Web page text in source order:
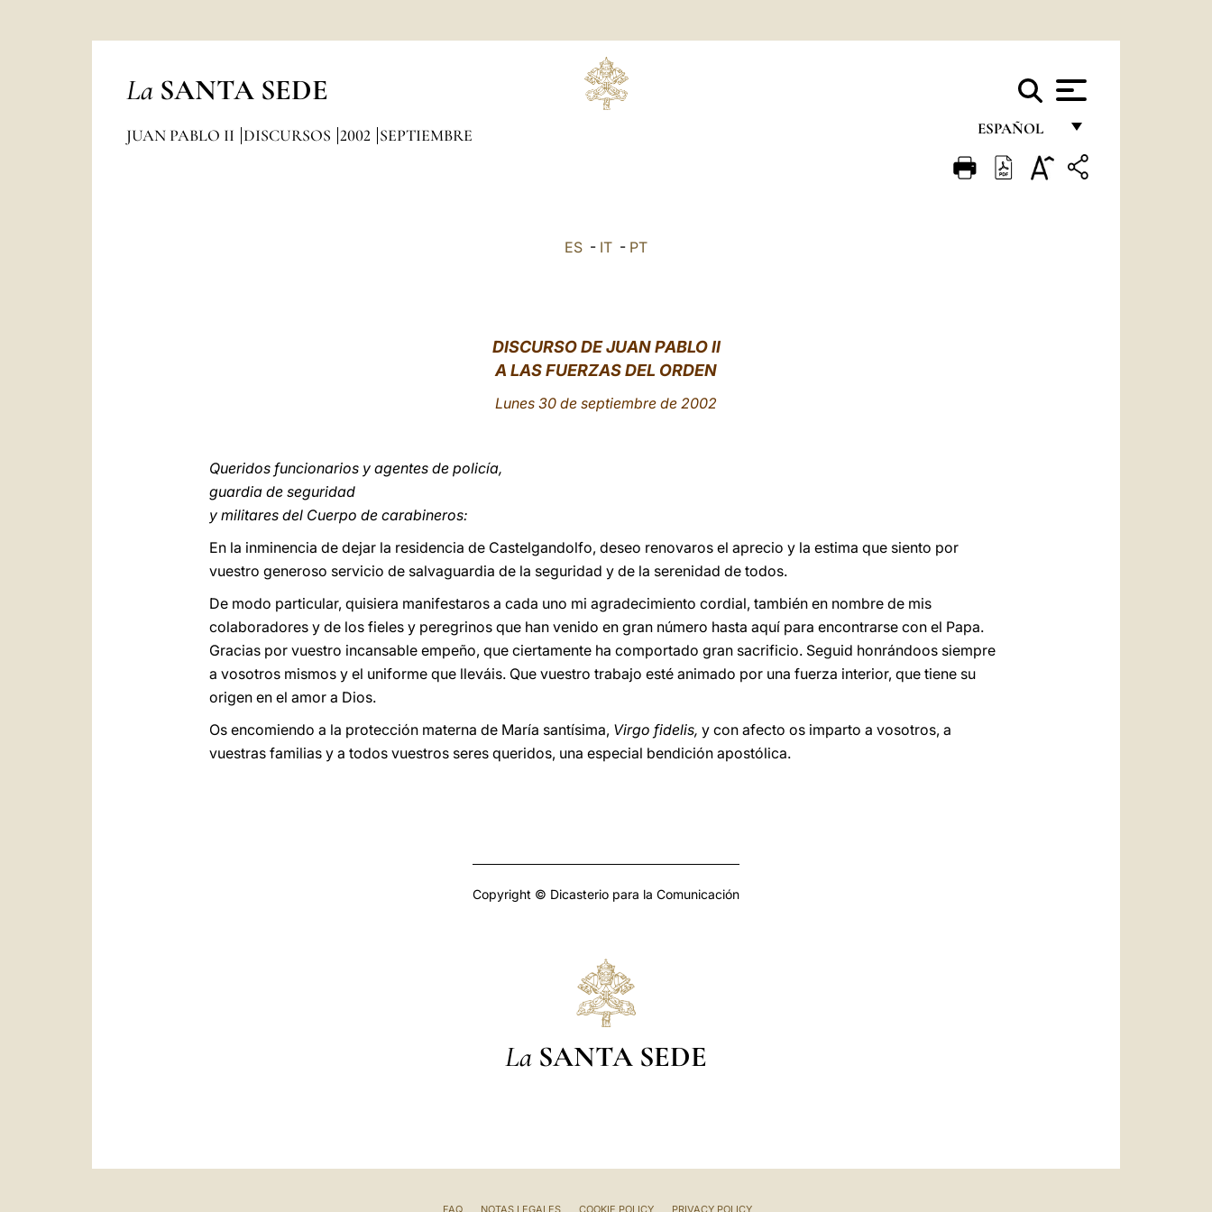
La SANTA SEDE
ESPAÑOL
FRANÇAIS
JUAN PABLO II DISCURSOS 2002 SEPTIEMBRE
ES - IT - PT
DISCURSO DE JUAN PABLO II
A LAS FUERZAS DEL ORDEN
Lunes 30 de septiembre de 2002
Queridos funcionarios y agentes de policía,
guardia de seguridad
y militares del Cuerpo de carabineros:
En la inminencia de dejar la residencia de Castelgandolfo, deseo renovaros el aprecio y la estima que siento por
vuestro generoso servicio de salvaguardia de la seguridad y de la serenidad de todos.
De modo particular, quisiera manifestaros a cada uno mi agradecimiento cordial, también en nombre de mis
colaboradores y de los fieles y peregrinos que han venido en gran número hasta aquí para encontrarse con el Papa.
Gracias por vuestro incansable empeño, que ciertamente ha comportado gran sacrificio. Seguid honrándoos siempre
a vosotros mismos y el uniforme que lleváis. Que vuestro trabajo esté animado por una fuerza interior, que tiene su
origen en el amor a Dios.
Os encomiendo a la protección materna de María santísima, Virgo fidelis, y con afecto os imparto a vosotros, a
vuestras familias y a todos vuestros seres queridos, una especial bendición apostólica.
Copyright © Dicasterio para la Comunicación
La SANTA SEDE
FAQ NOTAS LEGALES COOKIE POLICY PRIVACY POLICY